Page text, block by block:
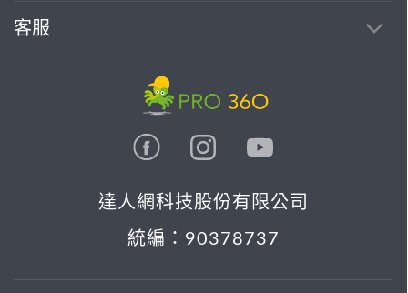
客服
達人網科技股份有限公司
統編：90378737